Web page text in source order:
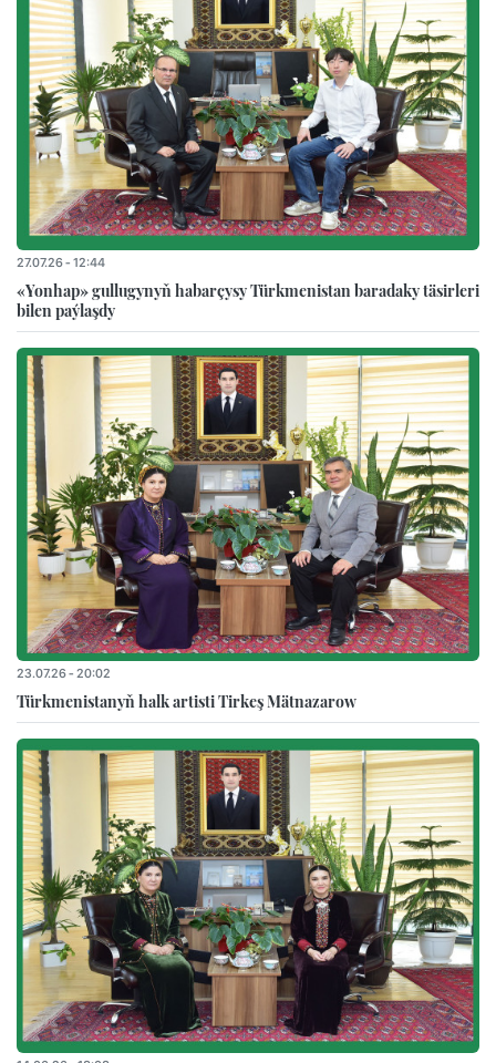
27.07.26 - 12:44
«Yonhap» gullugynyň habarçysy Türkmenistan baradaky täsirleri
bilen paýlaşdy
23.07.26 - 20:02
Türkmenistanyň halk artisti Tirkeş Mätnazarow